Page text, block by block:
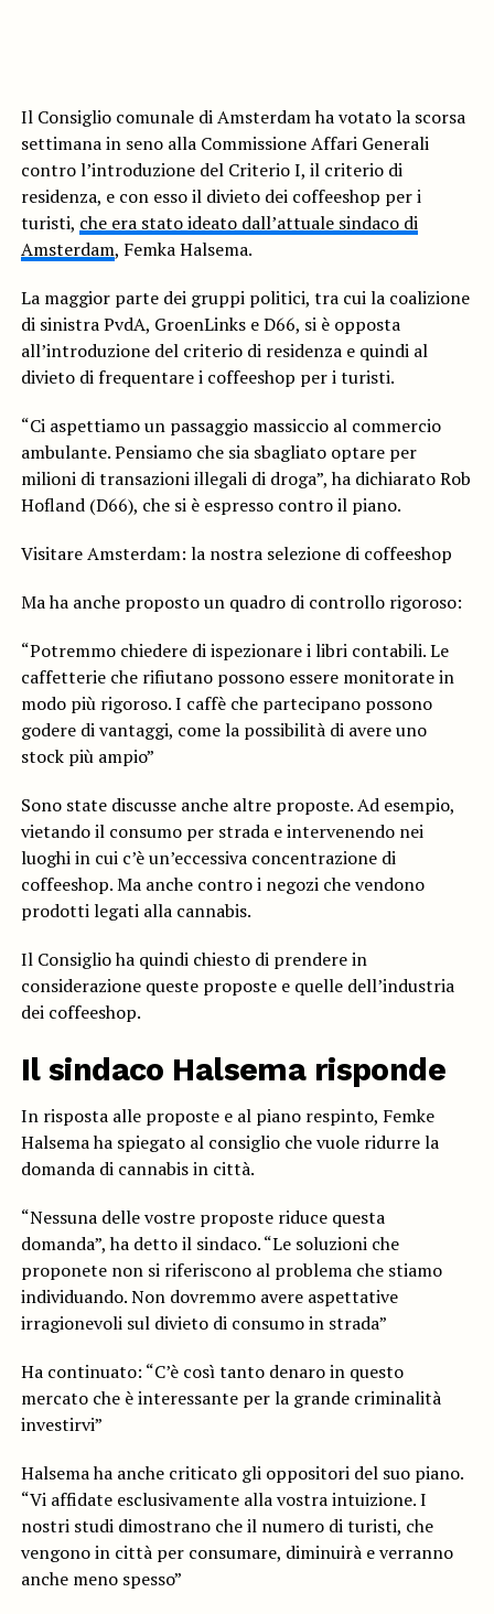
Il Consiglio comunale di Amsterdam ha votato la scorsa
settimana in seno alla Commissione Affari Generali
contro l’introduzione del Criterio I, il criterio di
residenza, e con esso il divieto dei coffeeshop per i
turisti, che era stato ideato dall’attuale sindaco di
Amsterdam, Femka Halsema.
La maggior parte dei gruppi politici, tra cui la coalizione
di sinistra PvdA, GroenLinks e D66, si è opposta
all’introduzione del criterio di residenza e quindi al
divieto di frequentare i coffeeshop per i turisti.
“Ci aspettiamo un passaggio massiccio al commercio
ambulante. Pensiamo che sia sbagliato optare per
milioni di transazioni illegali di droga”, ha dichiarato Rob
Hofland (D66), che si è espresso contro il piano.
Visitare Amsterdam: la nostra selezione di coffeeshop
Ma ha anche proposto un quadro di controllo rigoroso:
“Potremmo chiedere di ispezionare i libri contabili. Le
caffetterie che rifiutano possono essere monitorate in
modo più rigoroso. I caffè che partecipano possono
godere di vantaggi, come la possibilità di avere uno
stock più ampio”
Sono state discusse anche altre proposte. Ad esempio,
vietando il consumo per strada e intervenendo nei
luoghi in cui c’è un’eccessiva concentrazione di
coffeeshop. Ma anche contro i negozi che vendono
prodotti legati alla cannabis.
Il Consiglio ha quindi chiesto di prendere in
considerazione queste proposte e quelle dell’industria
dei coffeeshop.
Il sindaco Halsema risponde
In risposta alle proposte e al piano respinto, Femke
Halsema ha spiegato al consiglio che vuole ridurre la
domanda di cannabis in città.
“Nessuna delle vostre proposte riduce questa
domanda”, ha detto il sindaco. “Le soluzioni che
proponete non si riferiscono al problema che stiamo
individuando. Non dovremmo avere aspettative
irragionevoli sul divieto di consumo in strada”
Ha continuato: “C’è così tanto denaro in questo
mercato che è interessante per la grande criminalità
investirvi”
Halsema ha anche criticato gli oppositori del suo piano.
“Vi affidate esclusivamente alla vostra intuizione. I
nostri studi dimostrano che il numero di turisti, che
vengono in città per consumare, diminuirà e verranno
anche meno spesso”